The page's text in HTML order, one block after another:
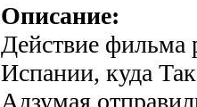
Описание:
Действие фильма
Испании, куда
Адзумая